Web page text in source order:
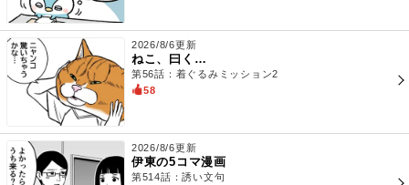
2026/8/6更新
ねこ、曰く…
第56話：着ぐるみミッション2
58
2026/8/6更新
伊東の5コマ漫画
第514話：誘い文句